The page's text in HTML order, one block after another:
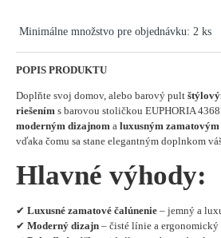
Minimálne množstvo pre objednávku: 2 ks
POPIS PRODUKTU
Doplňte svoj domov, alebo barový pult
riešením s barovou stoličkou EUPHORIA
moderným dizajnom a luxusným
vďaka čomu sa stane elegantným doplnkom
Hlavné výhody:
✔ Luxusné zamatové čalúnenie – jemný a
✔ Moderný dizajn – čisté línie a ergonomický